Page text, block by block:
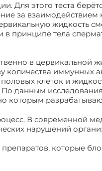
Для этого теста
за взаимодействием
жидкость
принципе тела
в цервикальной
количества иммунных
клеток и
По данным
которым
В современной
нарушений
которые